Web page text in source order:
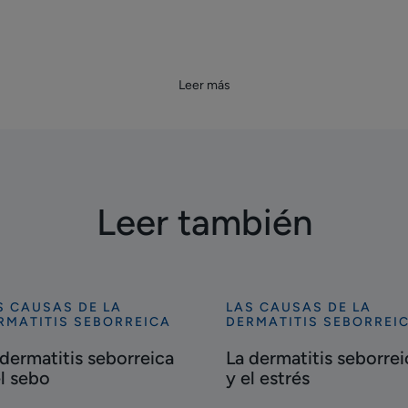
Leer más
Leer también
CAUSAS DE LA
SEBORREICA
seborreica
sebo
Descubrir
dermatitis
seborreica
LAS CAUSAS DE LA
DERMATITIS
La dermatitis
y el estrés